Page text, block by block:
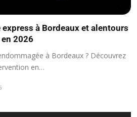
à Bordeaux et alentours
2026
à Bordeaux ? Découvrez
en…